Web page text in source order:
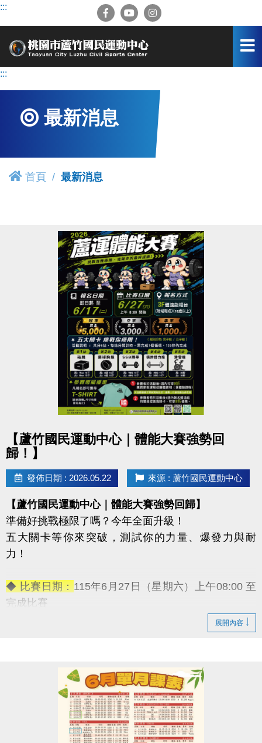
跳
容
:::
:::
最新消息
首頁 最新消息
【蘆竹國民運動中心｜體能大賽強勢回
歸！】
發佈日期 : 2026.05.22 來源 : 蘆竹國民運動中心
【蘆竹國民運動中心｜體能大賽強勢回歸】
準備好挑戰極限了嗎？今年全面升級！
五大關卡等你來突破，測試你的力量、爆發力與耐
力！
◆ 比賽日期：115年6月27日（星期六）上午08:00 至
完成比賽
18歲以上皆可參加（男子組／女子組）
【免費報名】！
◆ 活動獎勵：
→ 冠軍獎金：5,000元
→ 亞軍獎金：3,000元
展開內容